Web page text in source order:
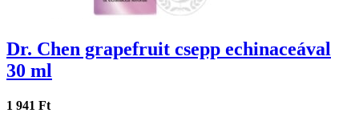
Dr. Chen grapefruit csepp echinaceával
30 ml
1 941 Ft